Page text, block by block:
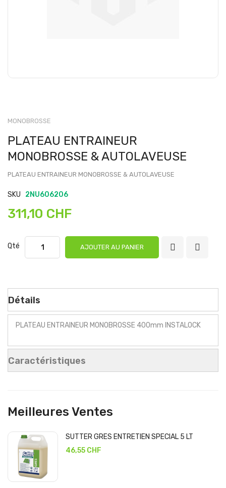
MONOBROSSE
PLATEAU ENTRAINEUR
MONOBROSSE & AUTOLAVEUSE
PLATEAU ENTRAINEUR MONOBROSSE & AUTOLAVEUSE
SKU 2NU606206
311,10 CHF
Qté AJOUTER AU PANIER
Détails
PLATEAU ENTRAINEUR MONOBROSSE 400mm INSTALOCK
Caractéristiques
Meilleures Ventes
SUTTER GRES ENTRETIEN SPECIAL 5 LT
46,55 CHF